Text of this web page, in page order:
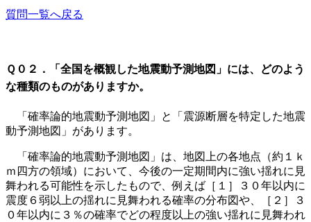
質問一覧へ戻る
Ｑ０２．「全国を概観した地震動予測地図」には、どのよう
な種類のものがありますか。
「確率論的地震動予測地図」と「震源断層を特定した地震
動予測地図」があります。
「確率論的地震動予測地図」は、地図上の各地点（約１ｋ
ｍ四方の領域）において、今後の一定期間内に強い揺れに見
舞われる可能性を示したもので、例えば［１］３０年以内に
震度６弱以上の揺れに見舞われる確率の分布図や、［２］３
０年以内に３％の確率でどの程度以上の強い揺れに見舞われ